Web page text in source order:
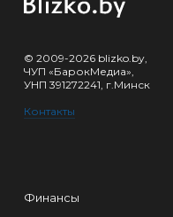
© 2009-2026 blizko.by,
ЧУП «БарокМедиа»,
УНП 391272241, г.Минск
Контакты
Финансы